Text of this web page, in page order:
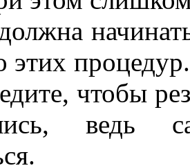
этих
чтобы
ведь